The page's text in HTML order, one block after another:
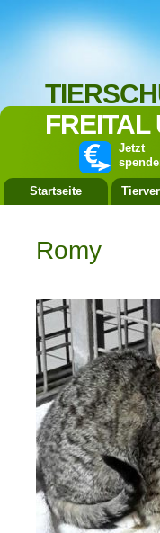
FREITAL
Jetzt
Startseite
Romy